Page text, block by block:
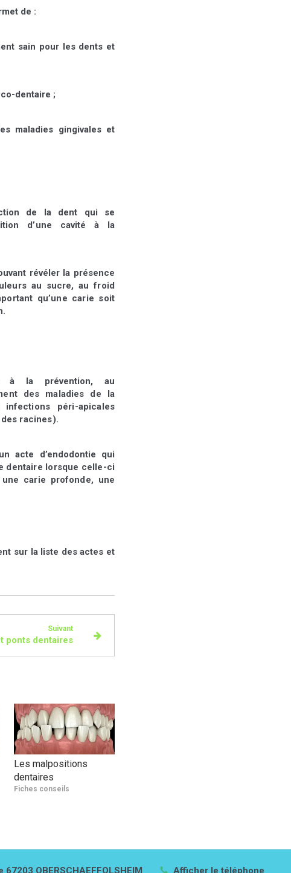
de :
sain pour les dents et
dentaire ;
maladies gingivales et
de la dent qui se
d’une cavité à la
révéler la présence
au sucre, au froid
qu’une carie soit
à la prévention, au
des maladies de la
infections péri-apicales
racines).
acte d’endodontie qui
dentaire lorsque celle-ci
une carie profonde, une
sur la liste des actes et
Suivant
ponts dentaires
Les malpositions
dentaires
Fiches conseils
67203 OBERSCHAEFFOLSHEIM Afficher le téléphone